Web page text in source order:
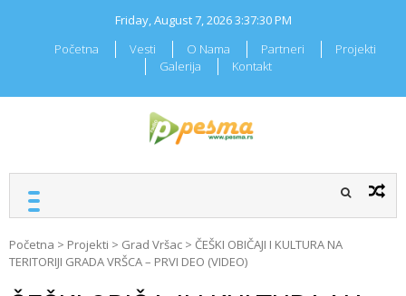
Friday, August 7, 20263:37:31 PM
Početna
Vesti O Nama Partneri
Projekti
Galerija
Kontakt
Početna > Projekti > Grad Vršac > ČEŠKI OBIČAJI I KULTURA NA
TERITORIJI GRADA VRŠCA – PRVI DEO (VIDEO)